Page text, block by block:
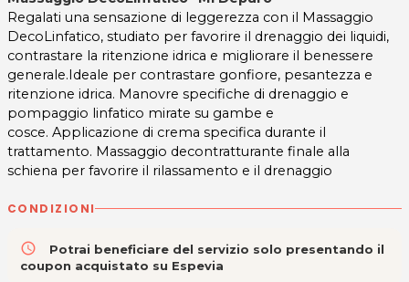
Regalati una sensazione di leggerezza con il Massaggio
DecoLinfatico, studiato per favorire il drenaggio dei liquidi,
contrastare la ritenzione idrica e migliorare il benessere
generale.Ideale per contrastare gonfiore, pesantezza e
ritenzione idrica. Manovre specifiche di drenaggio e
pompaggio linfatico mirate su gambe e
cosce. Applicazione di crema specifica durante il
trattamento. Massaggio decontratturante finale alla
schiena per favorire il rilassamento e il drenaggio
CONDIZIONI
access_time
Potrai beneficiare del servizio solo presentando il
coupon acquistato su Espevia